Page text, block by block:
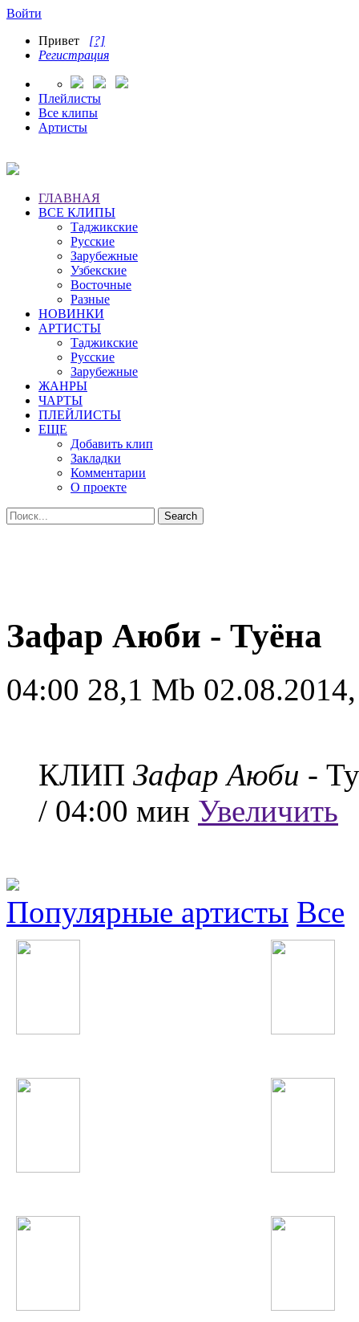
Войти
Привет [?]
Регистрация
Плейлисты
Все клипы
Артисты
ГЛАВНАЯ
ВСЕ КЛИПЫ
Таджикские
Русские
Зарубежные
Узбекские
Восточные
Разные
НОВИНКИ
АРТИСТЫ
Таджикские
Русские
Зарубежные
ЖАНРЫ
ЧАРТЫ
ПЛЕЙЛИСТЫ
ЕЩЕ
Добавить клип
Закладки
Комментарии
О проекте
Зафар Аюби - Туёна
04:00 28,1 Mb
КЛИП Зафар Аюби -
/ 04:00 мин Увеличить
Популярные артисты Все